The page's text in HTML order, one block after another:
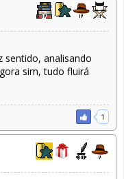
sentido, analisando
sim, tudo fluirá
1